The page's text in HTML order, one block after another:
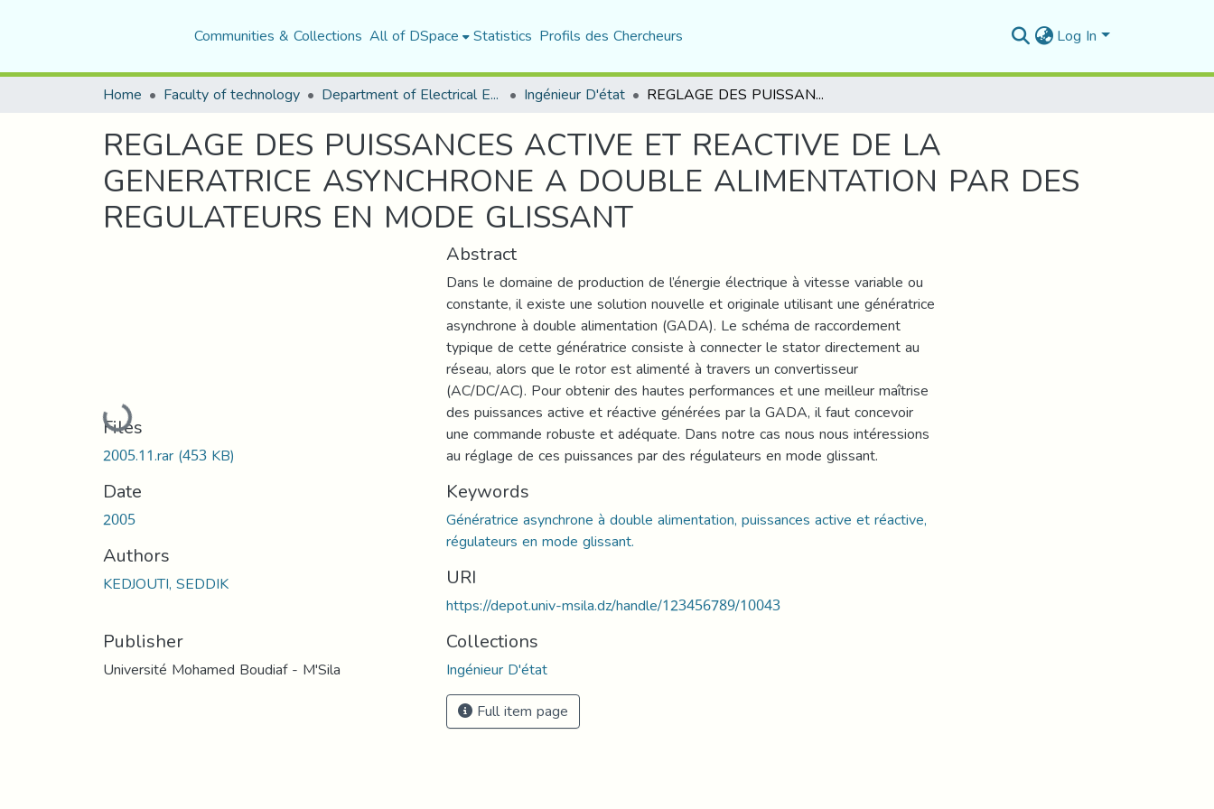
Communities & Collections All of DSpace Statistics Profils des Chercheurs Log In
Home Faculty of technology Department of Electrical Engineering Ingénieur D'état REGLAGE DES PUISSANCES ACTIVE ET REACTIVE DE LA GENERATRICE ASYNCHRONE A DOUBLE ALIMENTATION PAR DES REGULATEURS EN MODE GLISSANT
REGLAGE DES PUISSANCES ACTIVE ET REACTIVE DE LA
GENERATRICE ASYNCHRONE A DOUBLE ALIMENTATION PAR DES
REGULATEURS EN MODE GLISSANT
Loading...
Files
2005.11.rar(453 KB)
Date
2005
Authors
KEDJOUTI, SEDDIK
Publisher
Université Mohamed Boudiaf - M'Sila
Abstract
Dans le domaine de production de l’énergie électrique à vitesse variable ou
constante, il existe une solution nouvelle et originale utilisant une génératrice
asynchrone à double alimentation (GADA). Le schéma de raccordement
typique de cette génératrice consiste à connecter le stator directement au
réseau, alors que le rotor est alimenté à travers un convertisseur
(AC/DC/AC). Pour obtenir des hautes performances et une meilleur maîtrise
des puissances active et réactive générées par la GADA, il faut concevoir
une commande robuste et adéquate. Dans notre cas nous nous intéressions
au réglage de ces puissances par des régulateurs en mode glissant.
Keywords
Génératrice asynchrone à double alimentation, puissances active et réactive,
régulateurs en mode glissant.
URI
https://depot.univ-msila.dz/handle/123456789/10043
Collections
Ingénieur D'état
Full item page